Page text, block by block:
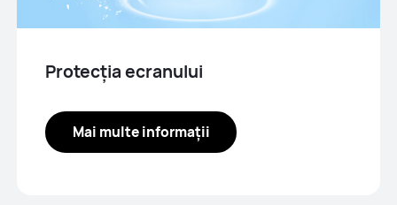
Protecția ecranului
Mai multe informații